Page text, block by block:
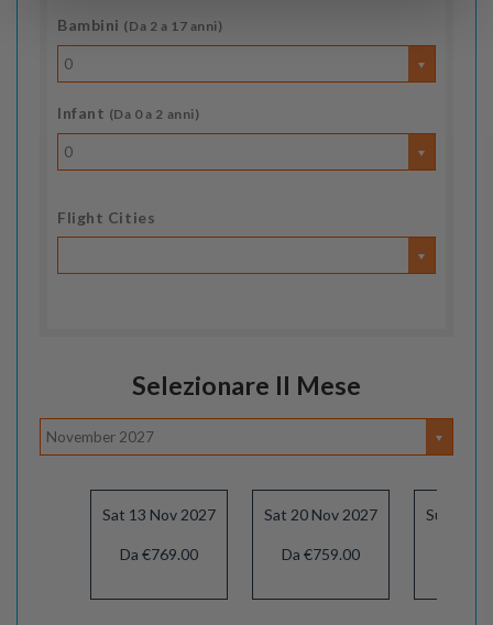
Bambini (Da 2 a 17 anni)
0
Infant (Da 0 a 2 anni)
0
Flight Cities
Selezionare Il Mese
November 2027
Sat 13 Nov 2027
Da €769.00
Sat 20 Nov 2027
Da €759.00
Sun 02